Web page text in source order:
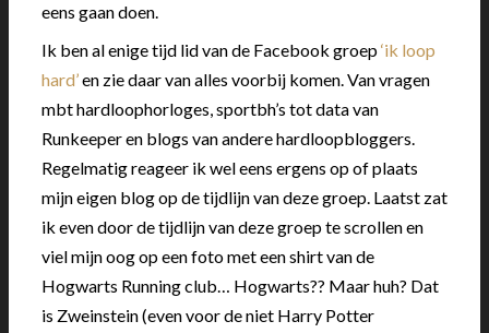
eens gaan doen.
Ik ben al enige tijd lid van de Facebook groep‘ik loop
hard’en zie daar van alles voorbij komen. Van vragen
mbt hardloophorloges, sportbh’s tot data van
Runkeeper en blogs van andere hardloopbloggers.
Regelmatig reageer ik wel eens ergens op of plaats
mijn eigen blog op de tijdlijn van deze groep. Laatst zat
ik even door de tijdlijn van deze groep te scrollen en
viel mijn oog op een foto met een shirt van de
Hogwarts Running club… Hogwarts?? Maar huh? Dat
is Zweinstein (even voor de niet Harry Potter